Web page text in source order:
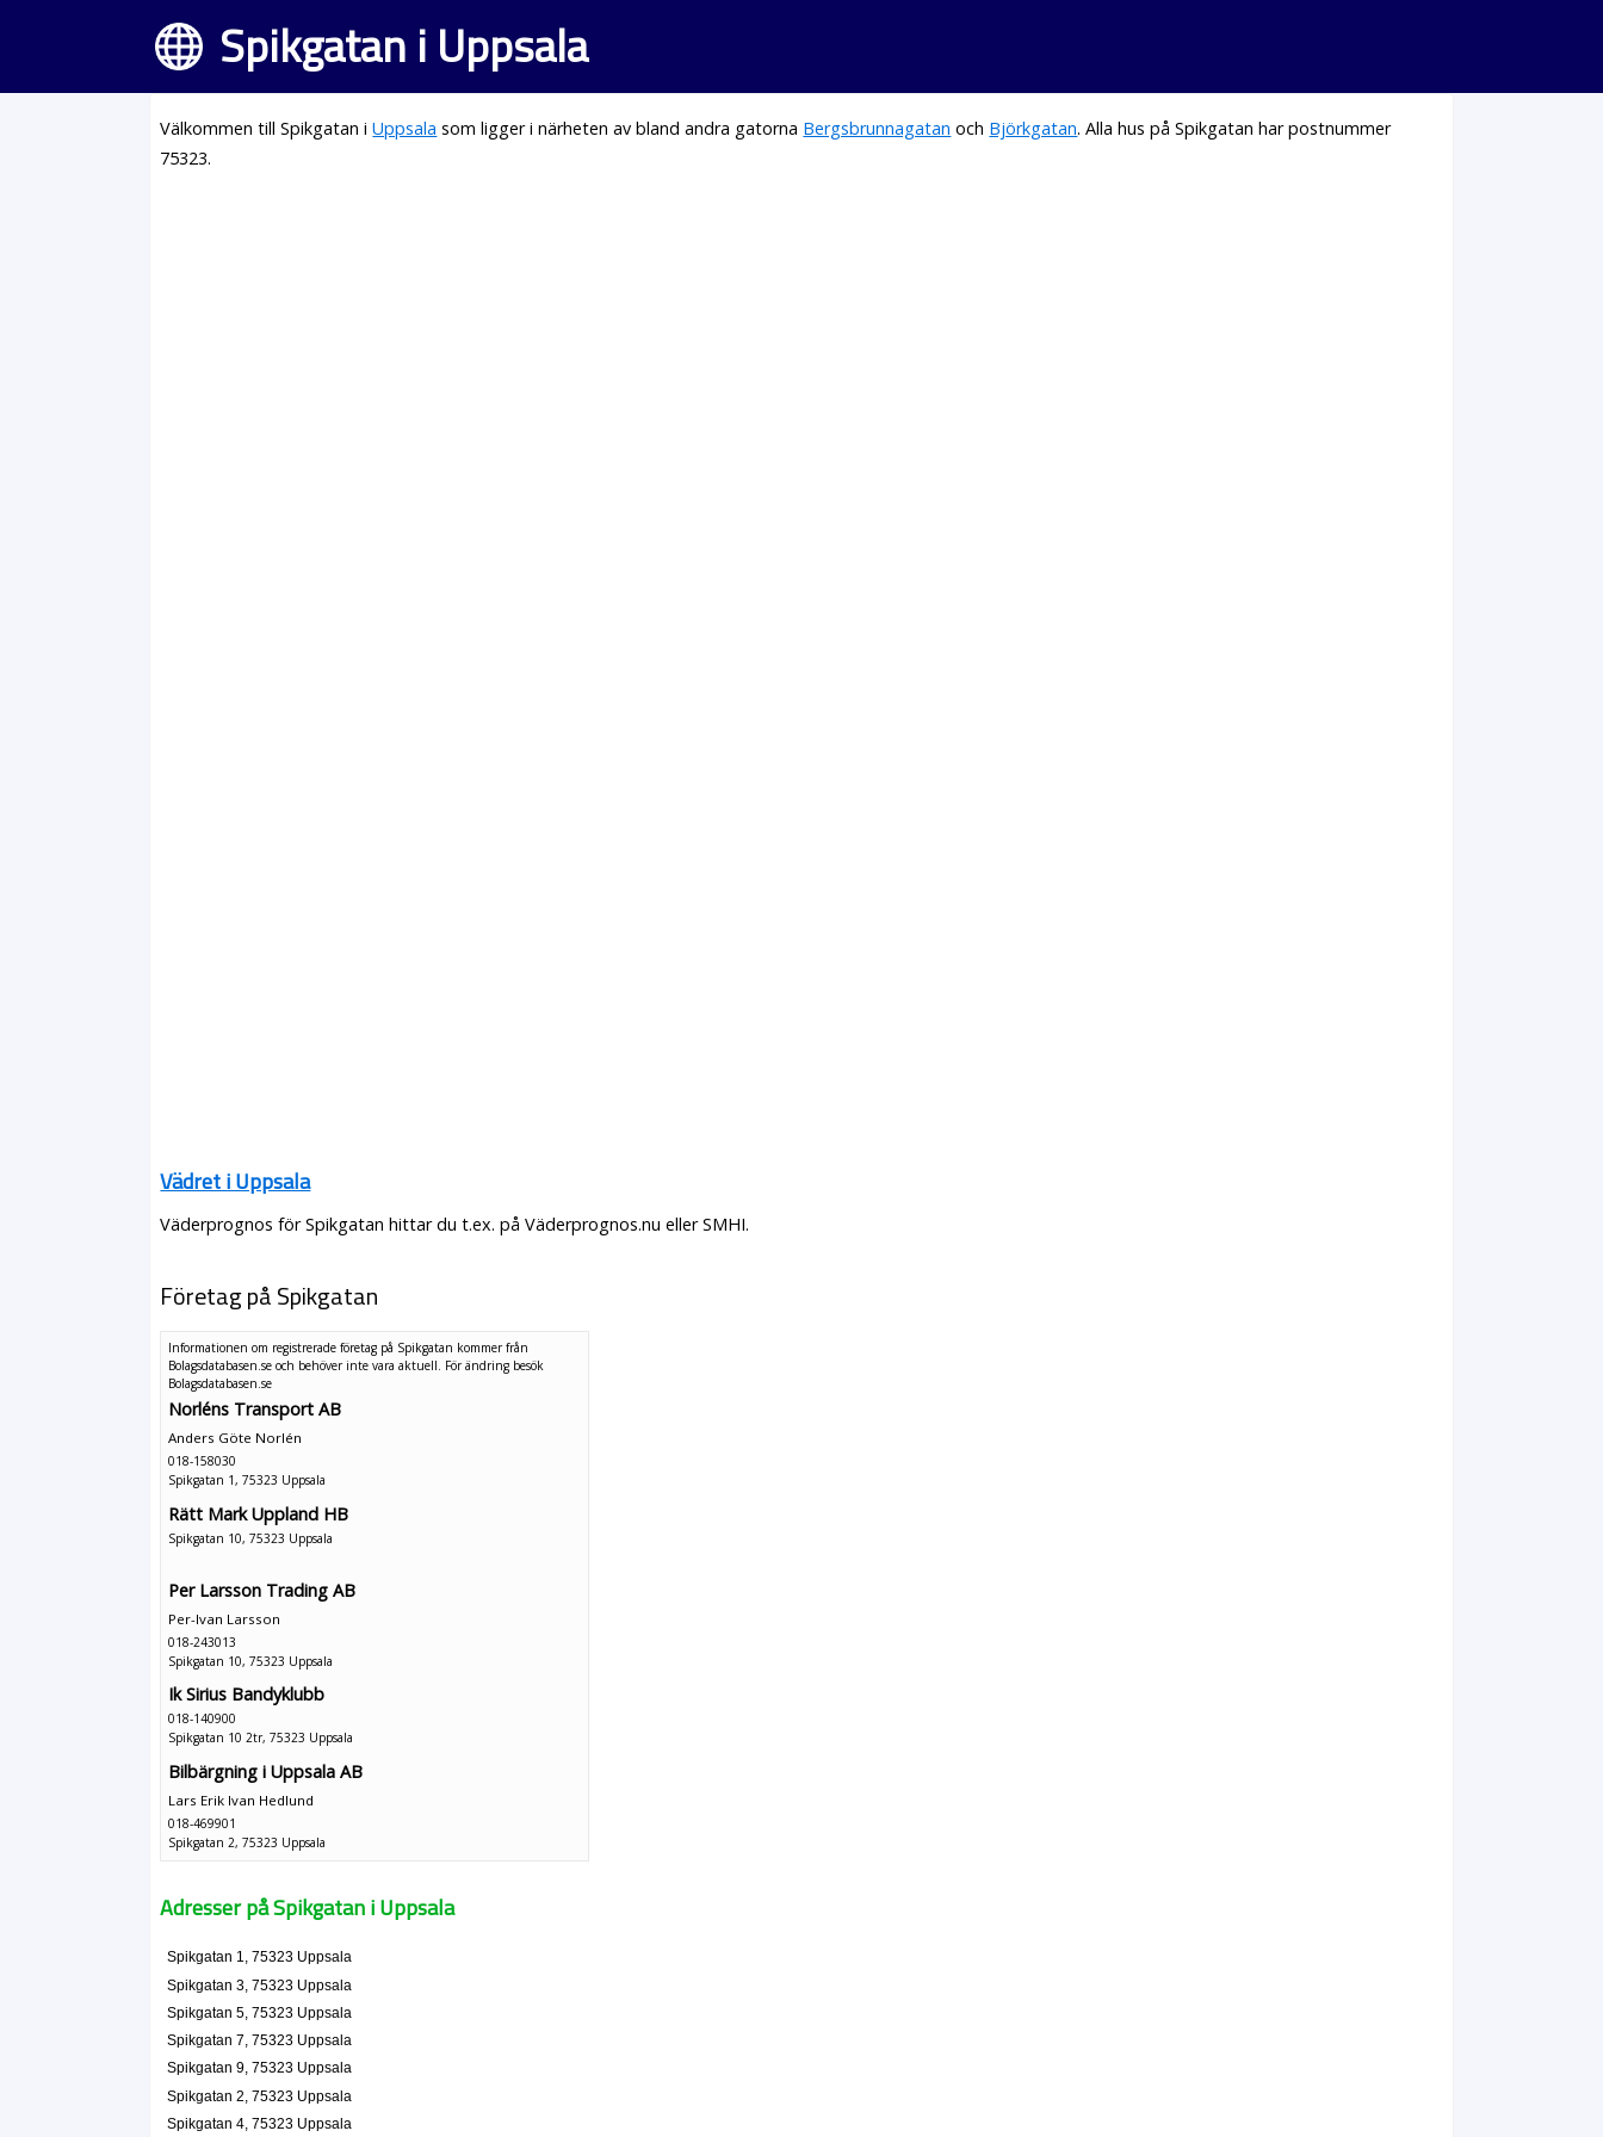
Spikgatan i Uppsala
Välkommen till Spikgatan iUppsala som ligger i närheten av bland andra gatorna Bergsbrunnagatan och Björkgatan. Alla hus på Spikgatan har postnummer
75323.
Vädret i Uppsala
Väderprognos för Spikgatan hittar du t.ex. på Väderprognos.nu eller SMHI.
Företag på Spikgatan
Informationen om registrerade företag på Spikgatan kommer från
Bolagsdatabasen.se och behöver inte vara aktuell. För ändring besök
Bolagsdatabasen.se
Norléns Transport AB
Anders Göte Norlén
018-158030
Spikgatan 1, 75323 Uppsala
Rätt Mark Uppland HB
Spikgatan 10, 75323 Uppsala
Per Larsson Trading AB
Per-Ivan Larsson
018-243013
Spikgatan 10, 75323 Uppsala
Ik Sirius Bandyklubb
018-140900
Spikgatan 10 2tr, 75323 Uppsala
Bilbärgning i Uppsala AB
Lars Erik Ivan Hedlund
018-469901
Spikgatan 2, 75323 Uppsala
Åsa Margaretha Nyberg
Rosab Fastighets AB
Åsa Margaretha Nyberg
Spikgatan 3, 75323 Uppsala
Adresser på Spikgatan i Uppsala
Spikgatan 1, 75323 Uppsala
Spikgatan 3, 75323 Uppsala
Spikgatan 5, 75323 Uppsala
Spikgatan 7, 75323 Uppsala
Spikgatan 9, 75323 Uppsala
Spikgatan 2, 75323 Uppsala
Spikgatan 4, 75323 Uppsala